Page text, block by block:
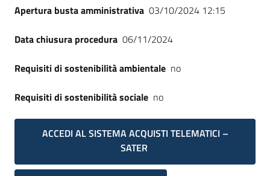
Apertura busta amministrativa 03/10/2024 12:15
Data chiusura procedura 06/11/2024
Requisiti di sostenibilità ambientale no
Requisiti di sostenibilità sociale no
ACCEDI AL SISTEMA ACQUISTI TELEMATICI –
SATER